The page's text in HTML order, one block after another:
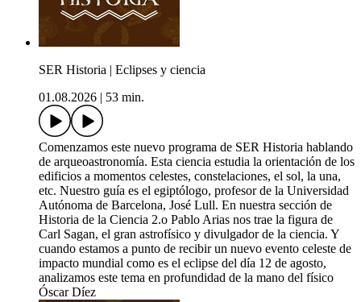
SER Historia | Eclipses y ciencia
01.08.2026
53 min.
Comenzamos este nuevo programa de SER Historia hablando
de arqueoastronomía. Esta ciencia estudia la orientación de los
edificios a momentos celestes, constelaciones, el sol, la una,
etc. Nuestro guía es el egiptólogo, profesor de la Universidad
Autónoma de Barcelona, José Lull. En nuestra sección de
Historia de la Ciencia 2.o Pablo Arias nos trae la figura de
Carl Sagan, el gran astrofísico y divulgador de la ciencia. Y
cuando estamos a punto de recibir un nuevo evento celeste de
impacto mundial como es el eclipse del día 12 de agosto,
analizamos este tema en profundidad de la mano del físico
Óscar Díez